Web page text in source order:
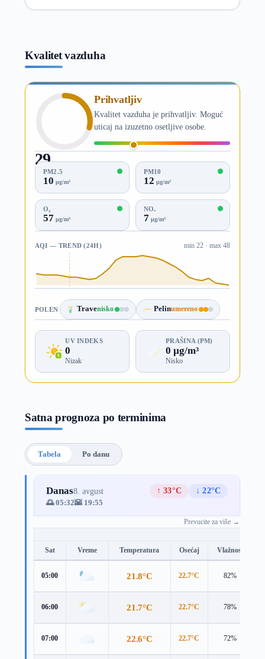
Kvalitet vazduha
29
AQI
Prihvatljiv
Kvalitet vazduha je prihvatljiv. Moguć
uticaj na izuzetno osetljive osobe.
PM2.5
10 µg/m³
PM10
12 µg/m³
O₃
57 µg/m³
NO₂
7 µg/m³
AQI — TREND (24H) min 22 · max 48
POLEN Travenisko Pelinumereno
UV INDEKS
0
Nizak
PRAŠINA (PM)
0 µg/m³
Nisko
Satna prognoza po terminima
Tabela Po danu
Danas8. avgust ↑ 33°C
↓ 22°C
🌅 05:32🌇 19:55
Prevucite za više →
Sat Vreme Temperatura Osećaj Vlažnost
05:00 21.8°C 22.7°C 82%
06:00 21.7°C 22.7°C 78%
07:00 22.6°C 22.7°C 72%